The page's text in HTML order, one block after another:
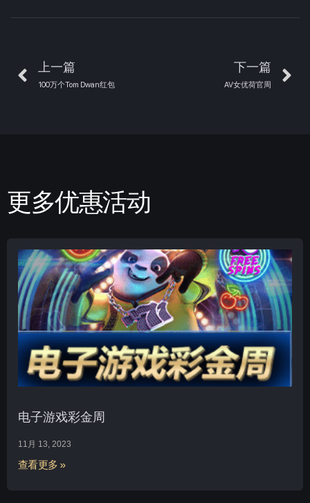
上一篇
100万个Tom Dwan红包
下一篇
AV女优荷官周
更多优惠活动
电子游戏彩金周
11月 13, 2023
查看更多 »